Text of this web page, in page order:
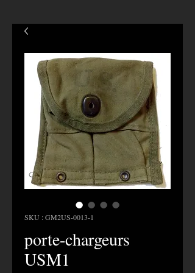
SKU : GM2US-0013-1
porte-chargeurs
USM1